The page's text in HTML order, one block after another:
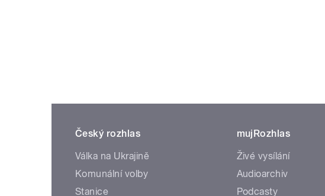
Český rozhlas
Válka na Ukrajině
Komunální volby
Stanice
mujRozhlas
Živé vysílání
Audioarchiv
Podcasty